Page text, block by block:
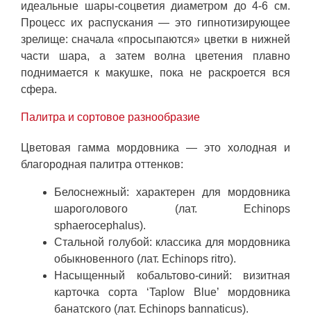
идеальные шары-соцветия диаметром до 4-6 см.
Процесс их распускания — это гипнотизирующее
зрелище: сначала «просыпаются» цветки в нижней
части шара, а затем волна цветения плавно
поднимается к макушке, пока не раскроется вся
сфера.
Палитра и сортовое разнообразие
Цветовая гамма мордовника — это холодная и
благородная палитра оттенков:
Белоснежный: характерен для мордовника
шароголового (лат. Echinops
sphaerocephalus).
Стальной голубой: классика для мордовника
обыкновенного (лат. Echinops ritro).
Насыщенный кобальтово-синий: визитная
карточка сорта ‘Taplow Blue’ мордовника
банатского (лат. Echinops bannaticus).